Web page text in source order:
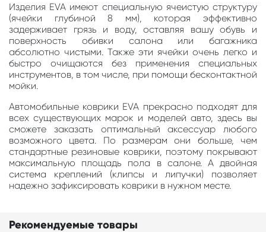
Изделия EVA имеют специальную ячеистую структуру
(ячейки глубиной 8 мм), которая эффективно
задерживает грязь и воду, оставляя вашу обувь и
поверхность обивки салона или багажника
абсолютно чистыми. Также эти ячейки очень легко и
быстро очищаются без применения специальных
инструментов, в том числе, при помощи бесконтактной
мойки.
Автомобильные коврики EVA прекрасно подходят для
всех существующих марок и моделей авто, здесь вы
сможете заказать оптимальный аксессуар любого
возможного цвета. По размерам они больше, чем
стандартные резиновые коврики, поэтому покрывают
максимальную площадь пола в салоне. А двойная
система креплений (клипсы и липучки) позволяет
надежно зафиксировать коврики в нужном месте.
Рекомендуемые товары